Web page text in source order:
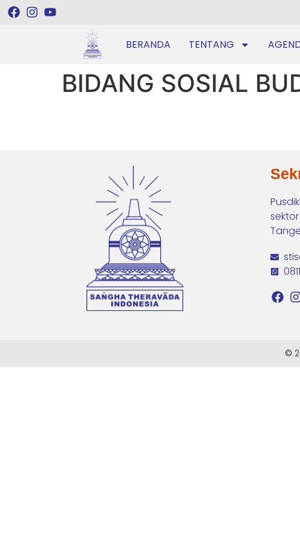
BERANDA TENTANG
BIDANG SOSIAL
sektor
©